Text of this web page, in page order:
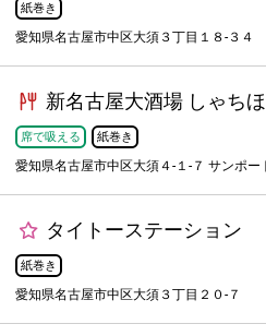
紙巻き
愛知県名古屋市中区大須３丁目１８-３４
新名古屋大酒場 しゃちほ
席で吸える 紙巻き
愛知県名古屋市中区大須４-１-７ サンポー
タイトーステーション
紙巻き
愛知県名古屋市中区大須３丁目２０-７